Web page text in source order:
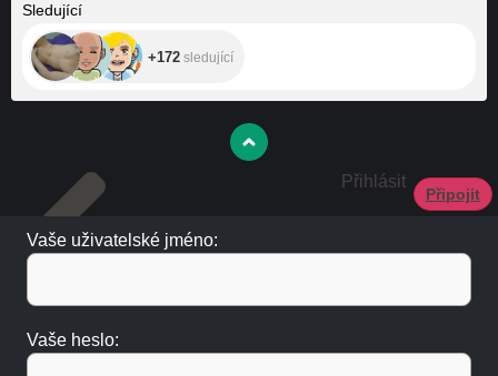
Sledující
+172 sledující
Přihlásit
Připojit
Vaše uživatelské jméno:
Vaše heslo: